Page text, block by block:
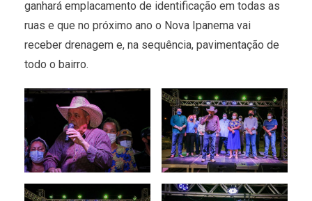
ganhará emplacamento de identificação em todas as
ruas e que no próximo ano o Nova Ipanema vai
receber drenagem e, na sequência, pavimentação de
todo o bairro.